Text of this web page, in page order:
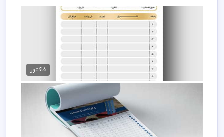
که می توانید جهت ویرایش از نرم افزار فتوشاپ استفاده نمائید
شما می توانید چاپ فاکتور های موجود در وب سایت میهن پی اس
دی را نزد چاپخانه مجموعه چاپ و در سراسر کشور دریافت نمائید
برای دانلود فاکتور و طرح لایه باز به صورت به صرفه می توانید از بسته
های اشتراک ویژه استفاده نمائید و فاکتور رایگان دانلود نمائید
قبل از چاپ و استفاده فاکتور رعایت مواردی نظیر غلط املایی، کنترل
پنتت رنگی . مد رنگی و کیفیت مناسب عکس و وکتور به عهده خریدار
در طراحی فاکتور از لوگو و نشان های تجاری نمادین استفاده شده
است و مسئولیت استفاده از همان لوگو به عهده خریدار می باشد
رعایت کلیه قوانین موجود در سایت به عهده خریدار می باشد
فاکتور فروش لوازم پزشکی
فاکتور
طرح فاکتور پارچه سرا